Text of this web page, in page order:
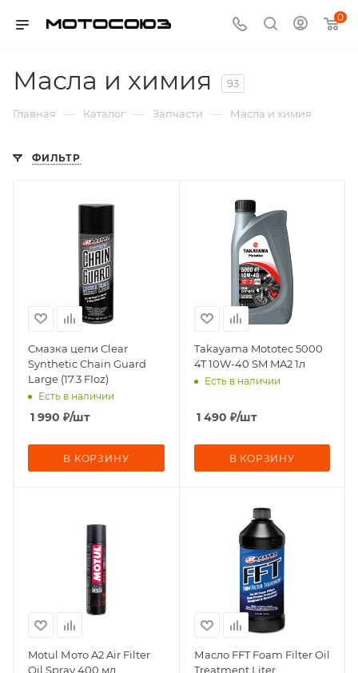
0
Масла и химия 93
Главная — Каталог — Запчасти — Масла и химия
ФИЛЬТР
Смазка цепи Clear
Synthetic Chain Guard
Large (17.3 FIoz)
Есть в наличии
1 990 ₽/шт
В КОРЗИНУ
Takayama Mototec 5000
4T 10W-40 SM MA2 1л
Есть в наличии
1 490 ₽/шт
В КОРЗИНУ
Motul Мото A2 Air Filter
Oil Spray 400 мл
Масло FFT Foam Filter Oil
Treatment Liter